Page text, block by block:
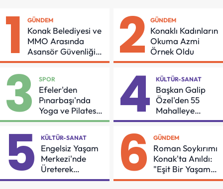
1 GÜNDEM
Konak Belediyesi ve
MMO Arasında
Asansör Güvenliği
İçin Önemli Protokol
2 GÜNDEM
Konaklı Kadınların
Okuma Azmi
Örnek Oldu
3 SPOR
Efeler'den
Pınarbaşı'nda
Yoga ve Pilates
Buluşması
4 KÜLTÜR-SANAT
Başkan Galip
Özel'den 55
Mahalleye
Çocuk Şenliği
5 KÜLTÜR-SANAT
Engelsiz Yaşam
Merkezi'nde
Üreterek
Güçleniyorlar
6 GÜNDEM
Roman Soykırımı
Konak'ta Anıldı:
"Eşit Bir Yaşam
İçin Mücadeleyi